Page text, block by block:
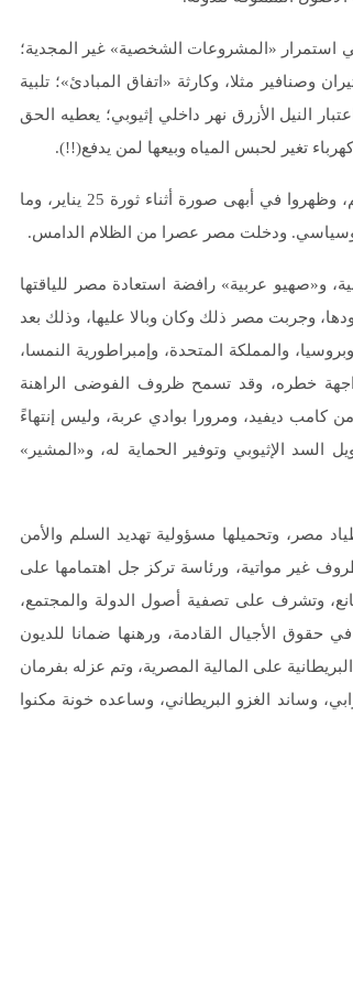
استمرار «المشروعات الشخصية» غير المجدية؛
وصنافير مثلا، وكارثة «اتفاق المبادئ»؛ تلبية
النيل الأزرق نهر داخلي إثيوبي؛ يعطيه الحق
تغير لحبس المياه وبيعها لمن يدفع(!!).
ومصر التي اعتادت في حروبها تعويض أي نقص أو ضعف بعقول أبنائها النابهين ومهاراتهم، وظهروا في أبهى صورة أثناء ثورة 25 يناير، وما
وسياسي. ودخلت مصر عصرا من الظلام الدامس.
و«صهيو عربية» رافضة استعادة مصر للياقتها
وجربت مصر ذلك وكان وبالا عليها، وذلك بعد
الروسية، وبروسيا، والمملكة المتحدة، وإمبراطورية النمسا،
خطره، وقد تسمح ظروف الفوضى الراهنة
ديفيد، ومرورا بوادي عربة، وليس إنتهاءً
السد الإثيوبي وتوفير الحماية له، و«المشير»
مصر، وتحميلها مسؤولية تهديد السلم والأمن
غير مواتية، ورئاسة تركز جل اهتمامها على
وتشرف على تصفية أصول الدولة والمجتمع،
حقوق الأجيال القادمة، ورهنها ضمانا للديون
على المالية المصرية، وتم عزله بفرمان
وساند الغزو البريطاني، وساعده خونة مكنوا